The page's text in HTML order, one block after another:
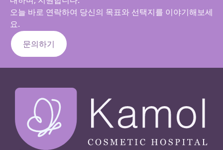
오늘 바로 연락하여 당신의 목표와 선택지를 이야기해보세
요.
문의하기